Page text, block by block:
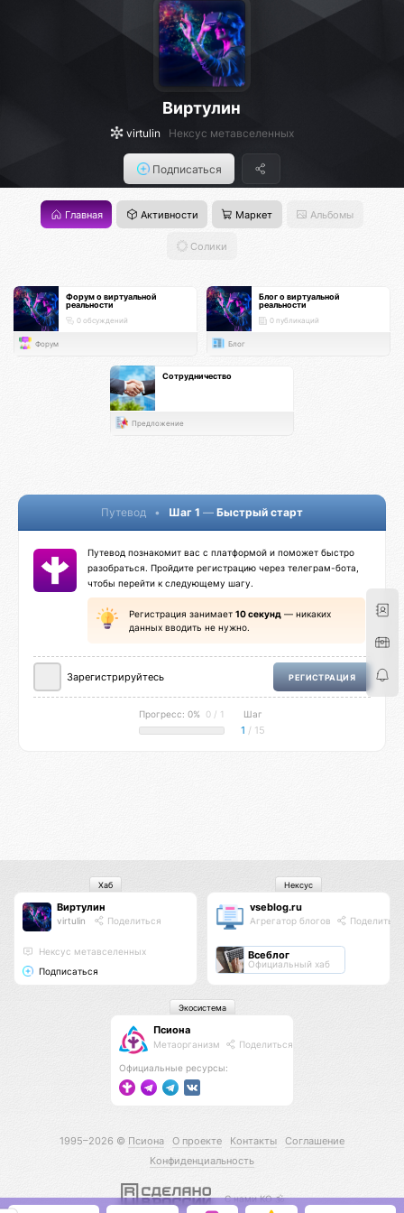
Виртулин
virtulin Нексус метавселенных
Подписаться
Главная Активности Маркет Альбомы
Солики
Форум о виртуальной
реальности
0 обсуждений
Форум
Блог о виртуальной
реальности
0 публикаций
Блог
Сотрудничество
Предложение
Путевод • Шаг 1 — Быстрый старт
Путевод познакомит вас с платформой и поможет быстро
разобраться. Пройдите регистрацию через телеграм-бота,
чтобы перейти к следующему шагу.
Регистрация занимает 10 секунд — никаких
данных вводить не нужно.
Зарегистрируйтесь РЕГИСТРАЦИЯ
Прогресс: 0% 0 / 1 Шаг
1 / 15
Виртулин
virtulin Поделиться
Нексус метавселенных
Подписаться
Хаб
vseblog.ru
Агрегатор блогов Поделиться
Всеблог
Официальный хаб
Нексус
Псиона
Метаорганизм Поделиться
Официальные ресурсы:
Экосистема
1995–2026 © Псиона О проекте Контакты
Соглашение
Конфиденциальность
С нами КО 🕉️